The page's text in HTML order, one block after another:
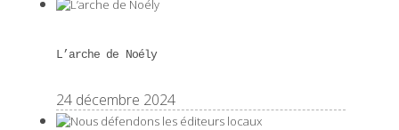
L’arche de Noély
24 décembre 2024